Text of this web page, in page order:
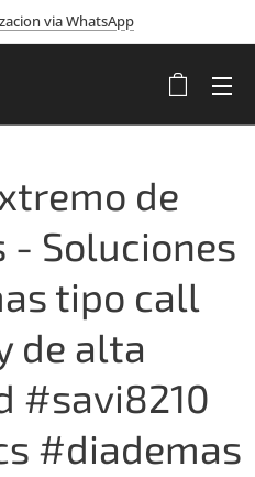
via WhatsApp
de
- Soluciones
tipo call
de alta
#savi8210
#diademas